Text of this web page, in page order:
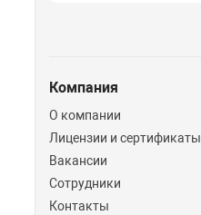
Компания
О компании
Лицензии и сертификаты
Вакансии
Сотрудники
Контакты